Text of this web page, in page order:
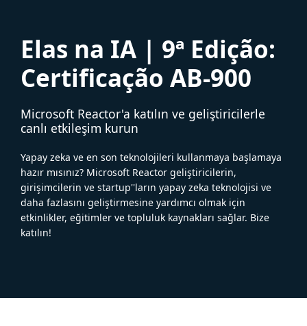
Elas na IA | 9ª Edição:
Certificação AB-900
Microsoft Reactor'a katılın ve geliştiricilerle
canlı etkileşim kurun
Yapay zeka ve en son teknolojileri kullanmaya başlamaya
hazır mısınız? Microsoft Reactor geliştiricilerin,
girişimcilerin ve startup''ların yapay zeka teknolojisi ve
daha fazlasını geliştirmesine yardımcı olmak için
etkinlikler, eğitimler ve topluluk kaynakları sağlar. Bize
katılın!